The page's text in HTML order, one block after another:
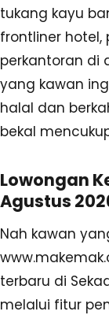
tukang kayu
frontliner
perkantoran di
yang kawan
halal dan
bekal
Lowongan
Agustus
Nah kawan
terbaru di
melalui fitur